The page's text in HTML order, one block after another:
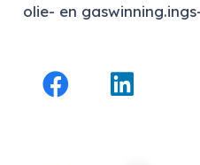
olie- en